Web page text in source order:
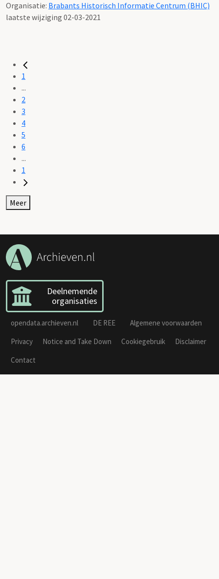
Organisatie: Brabants Historisch Informatie Centrum (BHIC)
laatste wijziging 02-03-2021
1
...
2
3
4
5
6
...
1
Meer
Deelnemende
organisaties
opendata.archieven.nl DE REE
Algemene voorwaarden
Privacy
Notice and Take Down Cookiegebruik
Disclaimer
Contact